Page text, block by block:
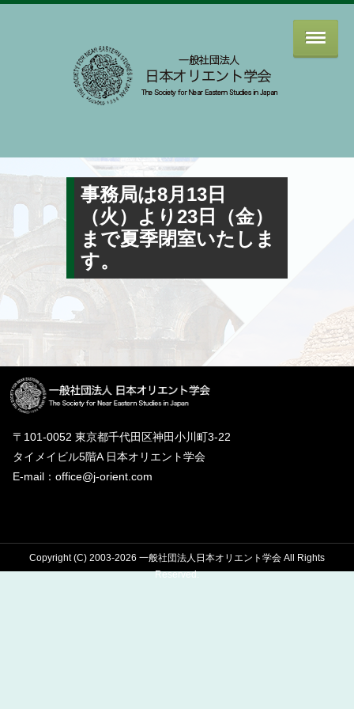
事務局は8月13日
（火）より23日（金）
まで夏季閉室いたしま
す。
〒101-0052 東京都千代田区神田小川町3-22
タイメイビル5階A 日本オリエント学会
E-mail：office@j-orient.com
Copyright (C) 2003-2026 一般社団法人日本オリエント学会 All Rights
Reserved.